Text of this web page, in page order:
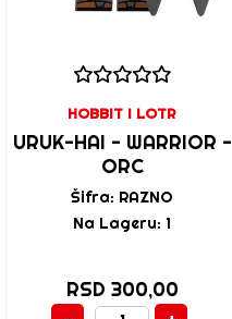
HOBBIT I LOTR
URUK-HAI - WARRIOR -
ORC
Šifra: RAZNO
Na Lageru: 1
RSD 300,00